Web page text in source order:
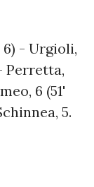
6) - Urgioli,
Perretta,
6 (51'
5.